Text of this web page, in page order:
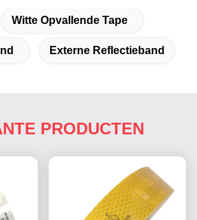
Witte Opvallende Tape
Externe Reflectieband
PRODUCTEN